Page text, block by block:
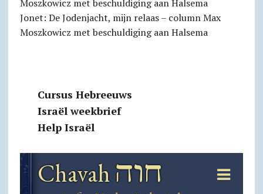
Jonet: De Jodenjacht, mijn relaas – column Max
Moszkowicz met beschuldiging aan Halsema
Cursus Hebreeuws
Israël weekbrief
Help Israël